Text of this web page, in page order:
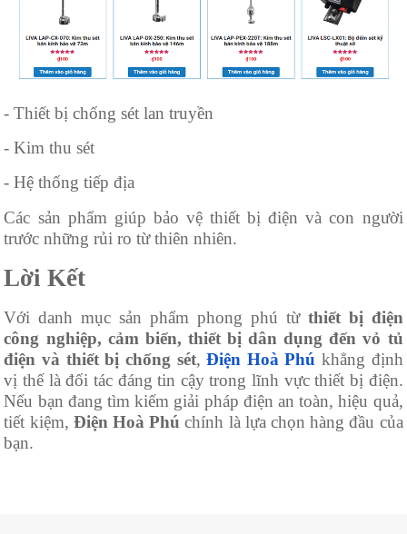
- Thiết bị chống sét lan truyền
- Kim thu sét
- Hệ thống tiếp địa
Các sản phẩm giúp bảo vệ thiết bị điện và con người
trước những rủi ro từ thiên nhiên.
Lời Kết
Với danh mục sản phẩm phong phú từ thiết bị điện
công nghiệp, cảm biến, thiết bị dân dụng đến vỏ tủ
điện và thiết bị chống sét, Điện Hoà Phú khẳng định
vị thế là đối tác đáng tin cậy trong lĩnh vực thiết bị điện.
Nếu bạn đang tìm kiếm giải pháp điện an toàn, hiệu quả,
tiết kiệm, Điện Hoà Phúchính là lựa chọn hàng đầu của
bạn.